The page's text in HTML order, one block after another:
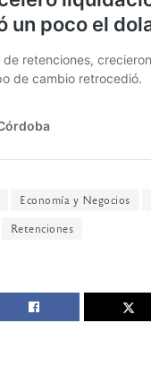
Economía y Negocios
Retenciones